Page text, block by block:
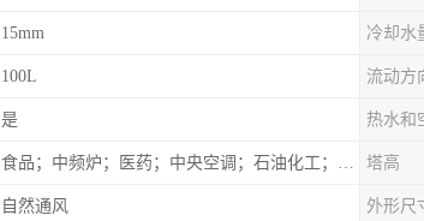
15mm 冷却水
100L 流动方
是 热水和
食品；中频炉；医药；中央空调；石油化工；锻造；冶金；电子；新材料 塔高
自然通风 外形尺